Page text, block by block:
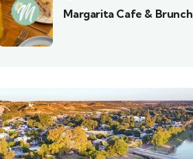
Margarita Cafe & Brunch